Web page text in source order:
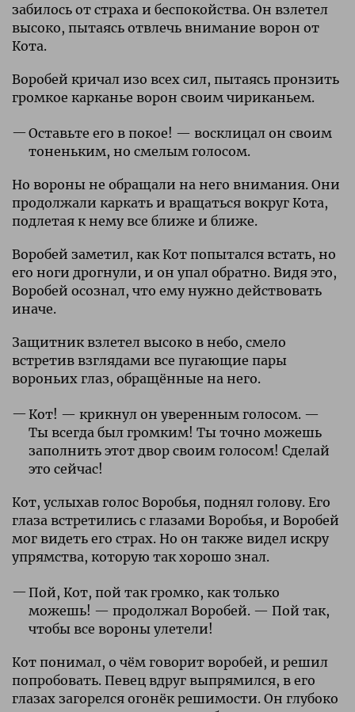
забилось от страха и беспокойства. Он взлетел
высоко, пытаясь отвлечь внимание ворон от
Кота.
Воробей кричал изо всех сил, пытаясь пронзить
громкое карканье ворон своим чириканьем.
Оставьте его в покое! — восклицал он своим
тоненьким, но смелым голосом.
Но вороны не обращали на него внимания. Они
продолжали каркать и вращаться вокруг Кота,
подлетая к нему все ближе и ближе.
Воробей заметил, как Кот попытался встать, но
его ноги дрогнули, и он упал обратно. Видя это,
Воробей осознал, что ему нужно действовать
иначе.
Защитник взлетел высоко в небо, смело
встретив взглядами все пугающие пары
вороньих глаз, обращённые на него.
Кот! — крикнул он уверенным голосом. —
Ты всегда был громким! Ты точно можешь
заполнить этот двор своим голосом! Сделай
это сейчас!
Кот, услыхав голос Воробья, поднял голову. Его
глаза встретились с глазами Воробья, и Воробей
мог видеть его страх. Но он также видел искру
упрямства, которую так хорошо знал.
Пой, Кот, пой так громко, как только
можешь! — продолжал Воробей. — Пой так,
чтобы все вороны улетели!
Кот понимал, о чём говорит воробей, и решил
попробовать. Певец вдруг выпрямился, в его
глазах загорелся огонёк решимости. Он глубоко